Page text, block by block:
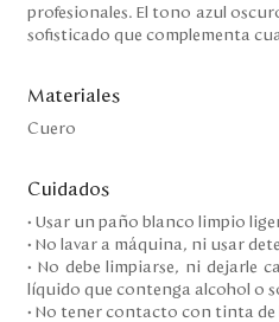
profesionales. El tono azul
sofisticado que complementa
Materiales
Cuero
Cuidados
• Usar un paño blanco limpio
• No lavar a máquina, ni usar
• No debe limpiarse, ni dejarle
líquido que contenga alcohol o
• No tener contacto con tinta